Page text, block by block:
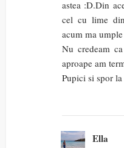
astea :D.Din
cel cu lime
acum ma
Nu credeam
aproape am
Pupici si spor
Ella